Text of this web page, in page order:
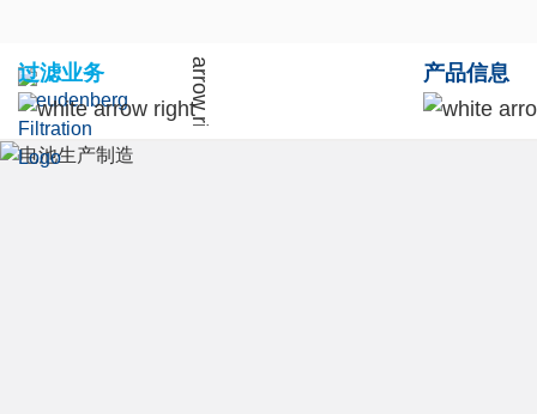
过滤业务 产品信息